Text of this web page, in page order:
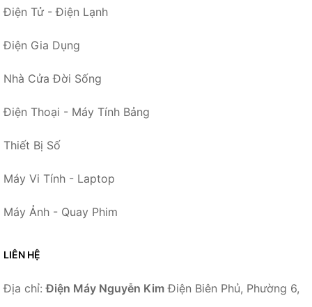
Điện Tử - Điện Lạnh
Điện Gia Dụng
Nhà Cửa Đời Sống
Điện Thoại - Máy Tính Bảng
Thiết Bị Số
Máy Vi Tính - Laptop
Máy Ảnh - Quay Phim
LIÊN HỆ
Địa chỉ:Điện Máy Nguyễn Kim Điện Biên Phủ, Phường 6,